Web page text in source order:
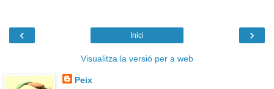
‹ ›
Inici
Visualitza la versió per a web
Peix